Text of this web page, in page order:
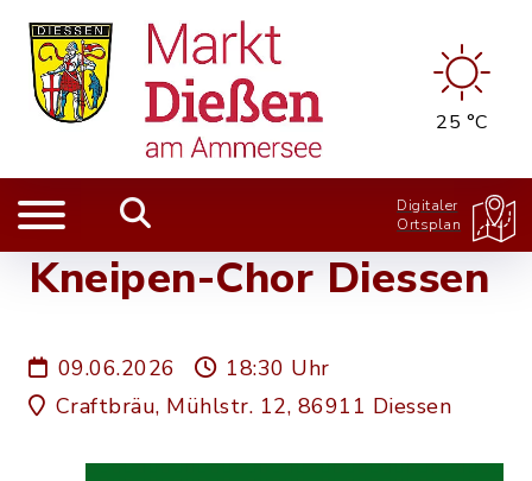
25 °C
Digitaler
Ortsplan
Kneipen-Chor Diessen
09.06.2026
18:30 Uhr
Craftbräu, Mühlstr. 12, 86911 Diessen